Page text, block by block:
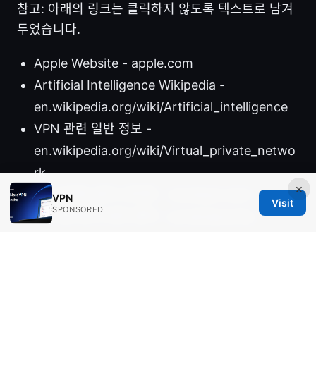
참고: 아래의 링크는 클릭하지 않도록 텍스트로 남겨
두었습니다.
Apple Website - apple.com
Artificial Intelligence Wikipedia -
en.wikipedia.org/wiki/Artificial_intelligence
VPN 관련 일반 정보 -
en.wikipedia.org/wiki/Virtual_private_netwo
rk
NordVPN 공식 사이트 - nordvpn.com
CJ 네트워크 보안 센터 - cj.net/security
×
VPN
SPONSORED
Visit